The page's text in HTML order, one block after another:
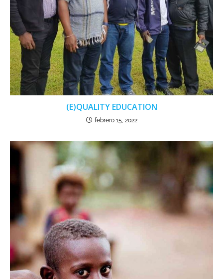
(E)QUALITY EDUCATION
febrero 15, 2022